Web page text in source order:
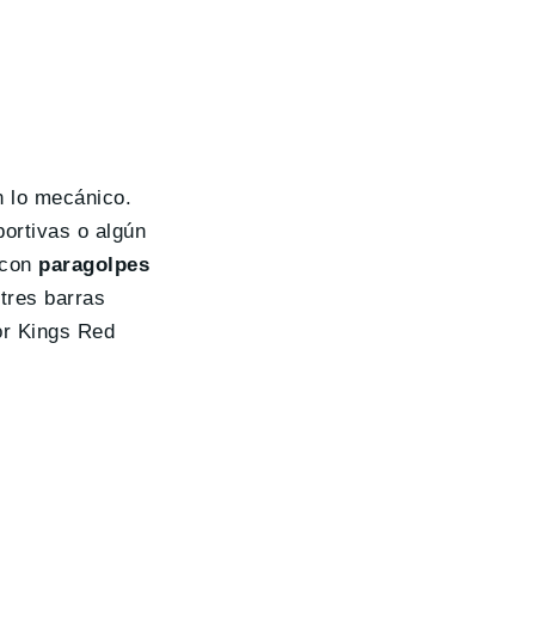
lo mecánico.
o algún
paragolpes
barras
Kings Red